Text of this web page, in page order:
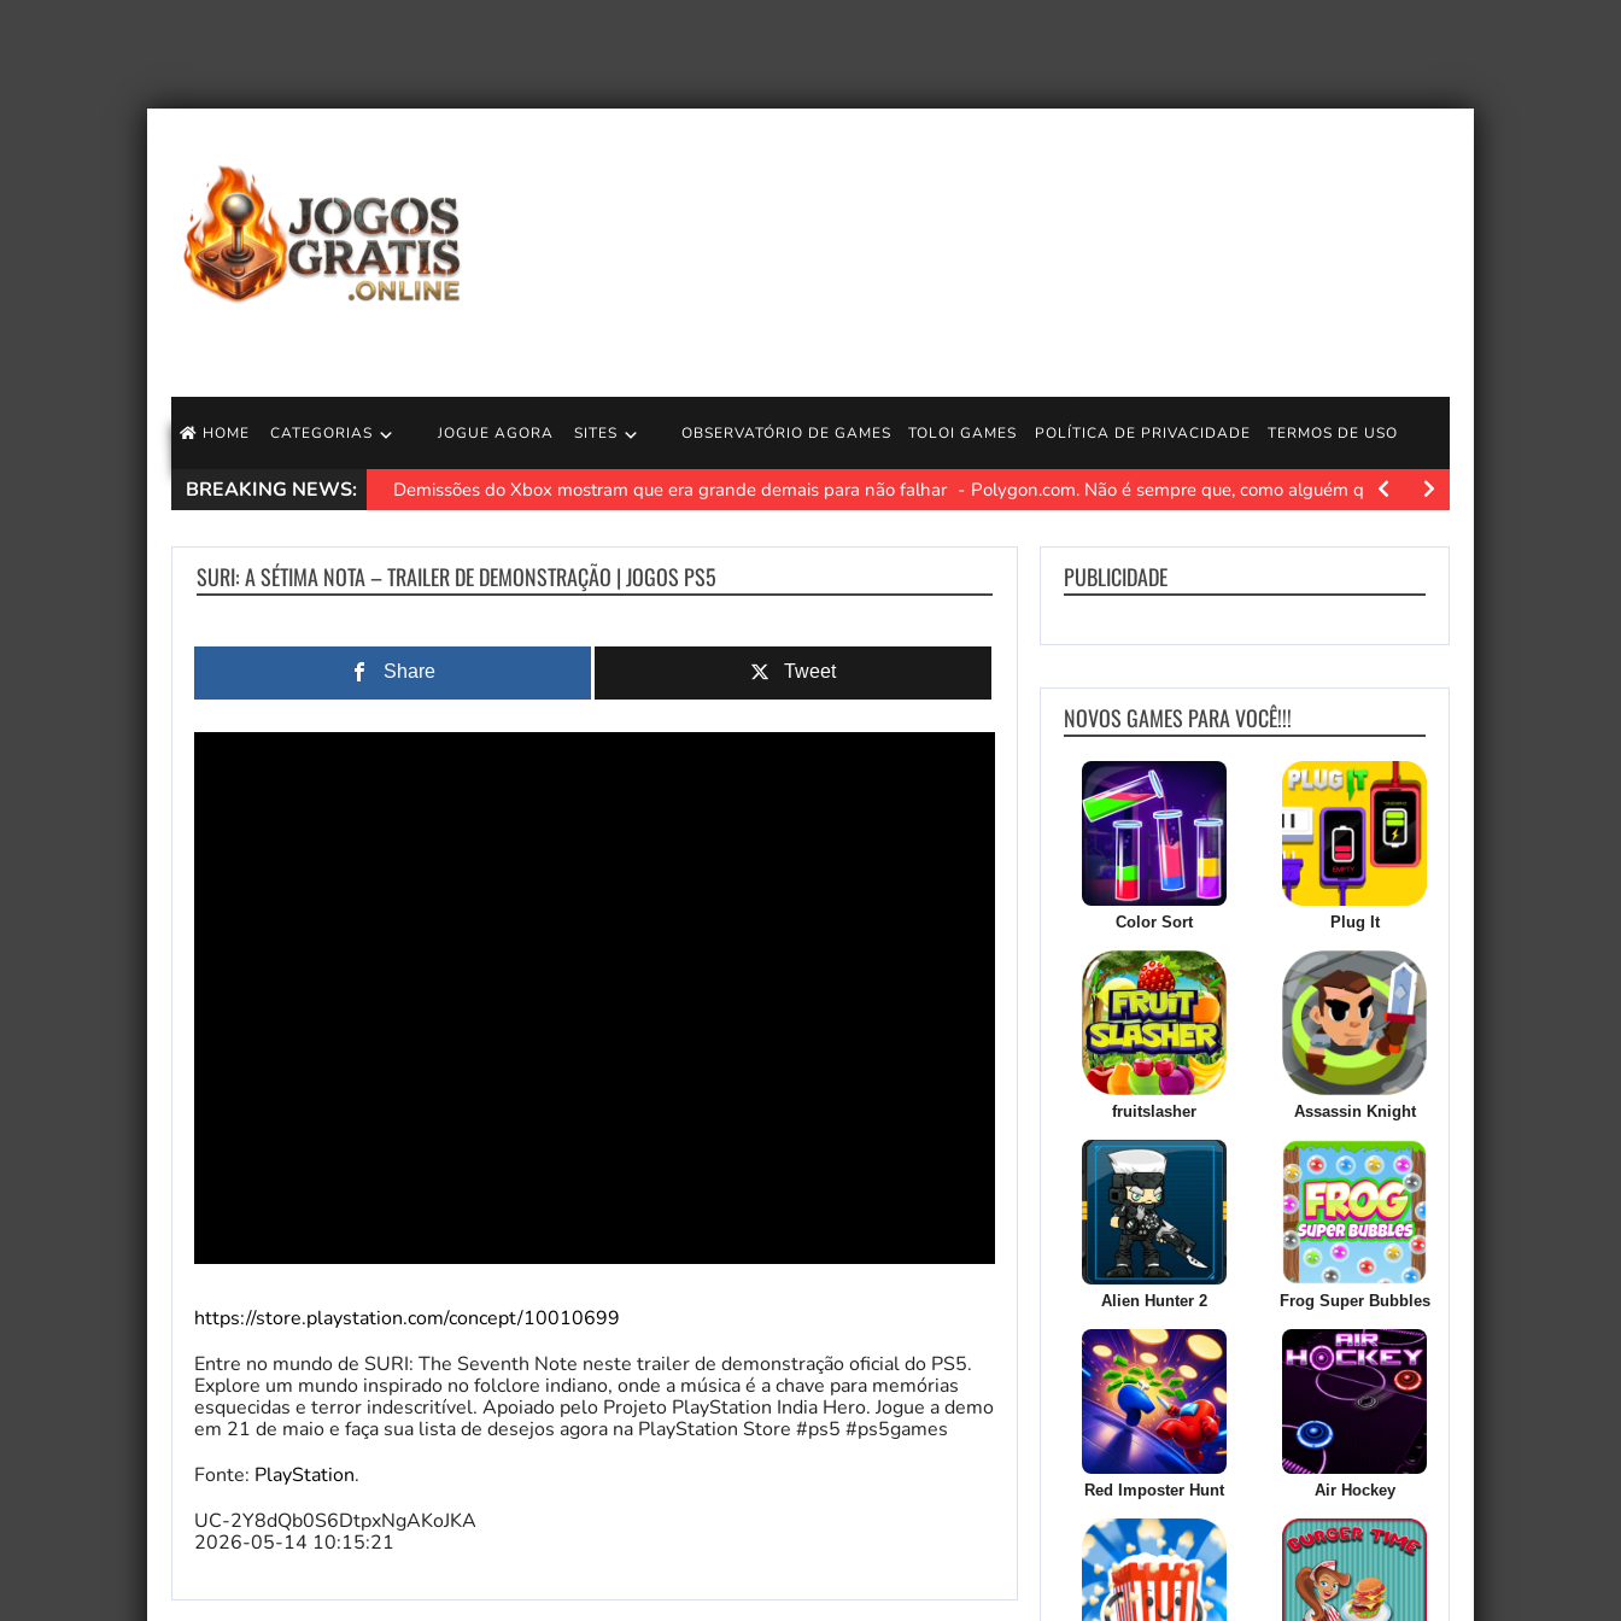
HOME CATEGORIAS JOGUE AGORA SITES OBSERVATÓRIO DE GAMES TOLOI GAMES POLÍTICA DE PRIVACIDADE TERMOS DE USO
BREAKING NEWS: Demissões do Xbox mostram que era grande demais para não falhar Polygon.com. Não é sempre que, como alguém que escreve…
SURI: A SÉTIMA NOTA – TRAILER DE DEMONSTRAÇÃO | JOGOS PS5
Share Tweet
https://store.playstation.com/concept/10010699
Entre no mundo de SURI: The Seventh Note neste trailer de demonstração oficial do PS5.
Explore um mundo inspirado no folclore indiano, onde a música é a chave para memórias
esquecidas e terror indescritível. Apoiado pelo Projeto PlayStation India Hero. Jogue a demo
em 21 de maio e faça sua lista de desejos agora na PlayStation Store #ps5 #ps5games
Fonte: PlayStation.
UC-2Y8dQb0S6DtpxNgAKoJKA
2026-05-14 10:15:21
PUBLICIDADE
NOVOS GAMES PARA VOCÊ!!!
Color Sort Plug It
fruitslasher Assassin Knight
Alien Hunter 2 Frog Super Bubbles
Red Imposter Hunt Air Hockey